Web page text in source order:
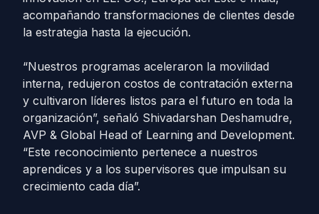
acompañando transformaciones de clientes desde
la estrategia hasta la ejecución.
“Nuestros programas aceleraron la movilidad
interna, redujeron costos de contratación externa
y cultivaron líderes listos para el futuro en toda la
organización”, señaló Shivadarshan Deshamudre,
AVP & Global Head of Learning and Development.
“Este reconocimiento pertenece a nuestros
aprendices y a los supervisores que impulsan su
crecimiento cada día”.